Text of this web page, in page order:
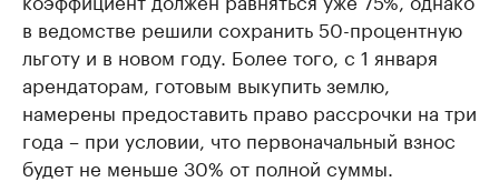
в ведомстве решили сохранить 50-процентную
льготу и в новом году. Более того, с 1 января
арендаторам, готовым выкупить землю,
намерены предоставить право рассрочки на три
года – при условии, что первоначальный взнос
будет не меньше 30% от полной суммы.